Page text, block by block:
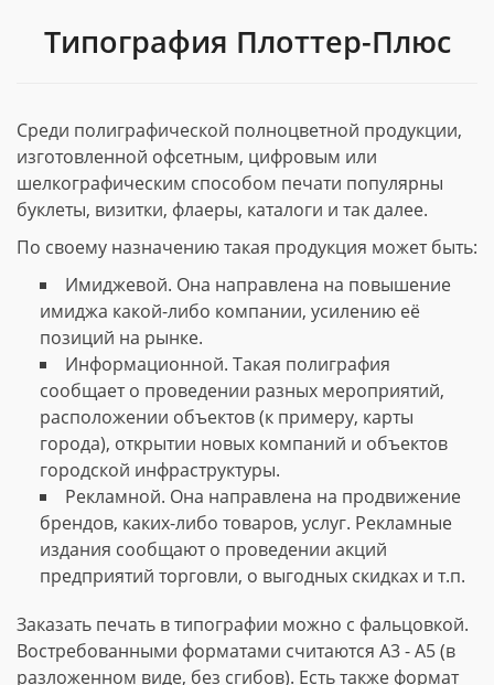
Типография Плоттер-Плюс
Среди полиграфической полноцветной продукции,
изготовленной офсетным, цифровым или
шелкографическим способом печати популярны
буклеты, визитки, флаеры, каталоги и так далее.
По своему назначению такая продукция может быть:
Имиджевой. Она направлена на повышение
имиджа какой-либо компании, усилению её
позиций на рынке.
Информационной. Такая полиграфия
сообщает о проведении разных мероприятий,
расположении объектов (к примеру, карты
города), открытии новых компаний и объектов
городской инфраструктуры.
Рекламной. Она направлена на продвижение
брендов, каких-либо товаров, услуг. Рекламные
издания сообщают о проведении акций
предприятий торговли, о выгодных скидках и т.п.
Заказать печать в типографии можно с фальцовкой.
Востребованными форматами считаются А3 - А5 (в
разложенном виде, без сгибов). Есть также формат